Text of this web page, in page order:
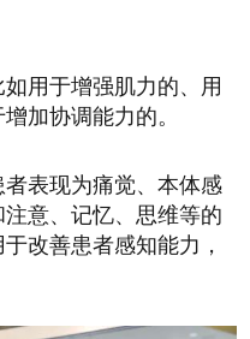
如用于增强肌力的、用
加协调能力的。
者表现为痛觉、本体感
意、记忆、思维等的
改善患者感知能力，